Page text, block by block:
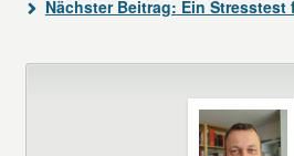
Nächster Beitrag: Ein Stresstest